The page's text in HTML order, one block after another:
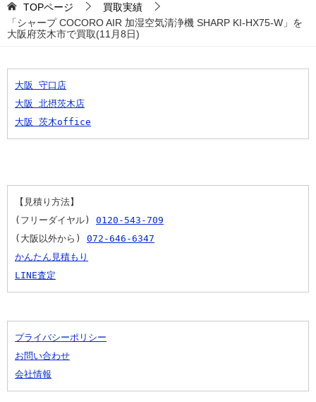
TOPページ
買取実績
「シャープ COCORO AIR 加湿空気清浄機 SHARP KI-HX75-W」を
大阪府茨木市で買取(11月8日)
大阪 守口店
大阪 北摂茨木店
大阪 茨木office
【見積り方法】
(フリーダイヤル) 0120-543-709
(大阪以外から) 072-646-6347
かんたん見積もり
LINE査定
プライバシーポリシー
お問い合わせ
会社情報